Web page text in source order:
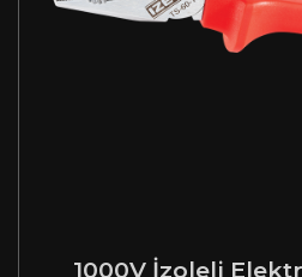
1000V İzoleli